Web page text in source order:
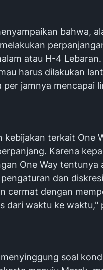
bahwa,
atau H-4
harus dilakukan
jamnya mencapai
kebijakan terkait One
Karena
One Way
dan
cermat dengan
dari waktu ke waktu,"
soal